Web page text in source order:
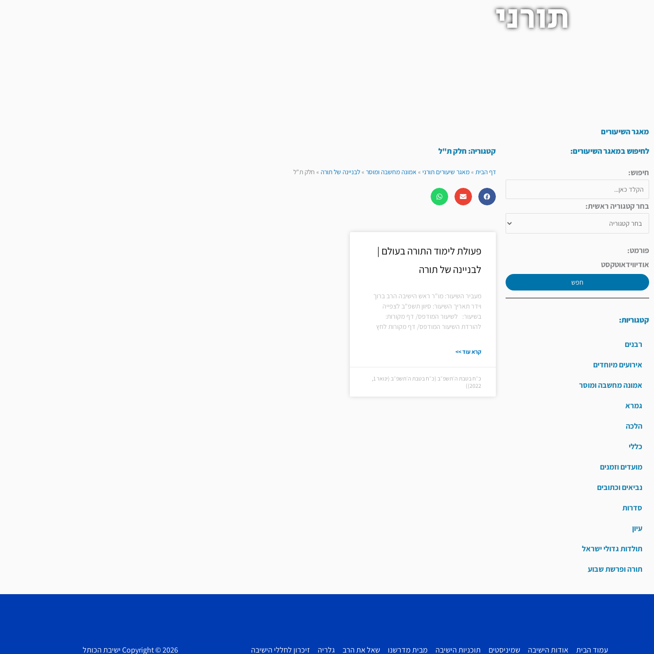
תורני
מאגר השיעורים
לחיפוש במאגר השיעורים:
חיפוש:
בחר קטגוריה ראשית:
פורמט:
אודיווידאוטקסט
חפש
קטגוריות:
רבנים
אירועים מיוחדים
אמונה מחשבה ומוסר
גמרא
הלכה
כללי
מועדים וזמנים
נביאים וכתובים
סדרות
עיון
תולדות גדולי ישראל
תורה ופרשת שבוע
קטגוריה: חלק ת"ל
דף הבית»מאגר שיעורים תורני » אמונה מחשבה ומוסר»לבניינה של תורה» חלק ת"ל
פעולת לימוד התורה בעולם |
לבניינה של תורה
מעביר השיעור: מו"ר ראש הישיבה הרב ברוך
וידר תאריך השיעור: סיוון תשפ"ב לצפייה
בשיעור: לשיעור המודפס/ דף מקורות:
להורדת השיעור המודפס/ דף מקורות לחץ
קרא עוד >>
כ״ח בטבת ה׳תשפ״ב (כ״ח בטבת ה׳תשפ״ב (ינואר 1,
2022))
עמוד הבית אודות הישיבה שמיניסטים תוכניות הישיבה מבית מדרשנו שאל את הרב גלריה זיכרון לחללי הישיבה Copyright © 2026 ישיבת הכותל